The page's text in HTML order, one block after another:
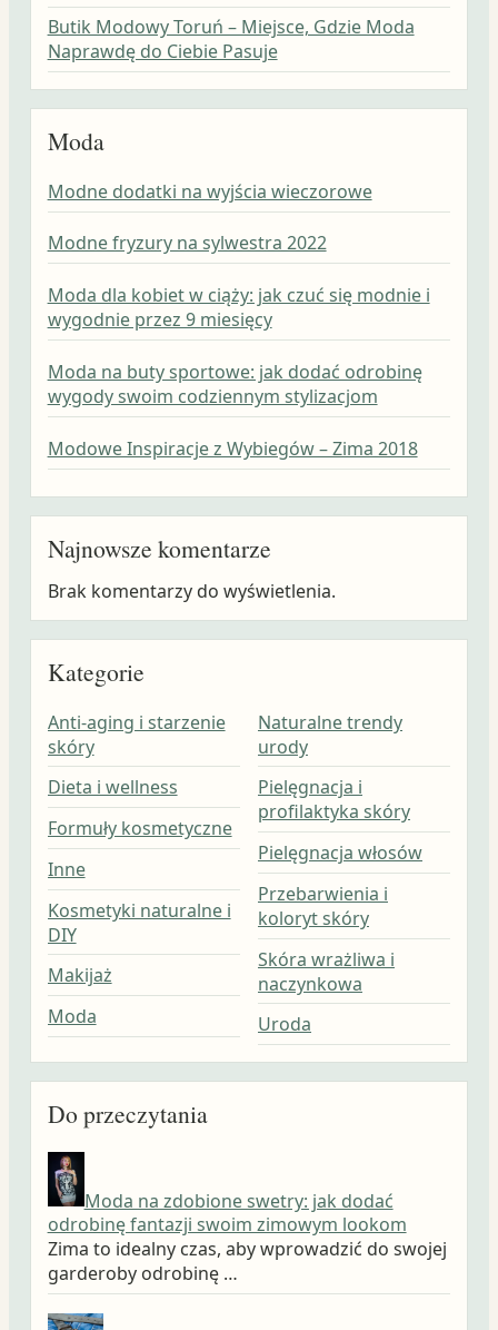
Butik Modowy Toruń – Miejsce, Gdzie Moda
Naprawdę do Ciebie Pasuje
Moda
Modne dodatki na wyjścia wieczorowe
Modne fryzury na sylwestra 2022
Moda dla kobiet w ciąży: jak czuć się modnie i
wygodnie przez 9 miesięcy
Moda na buty sportowe: jak dodać odrobinę
wygody swoim codziennym stylizacjom
Modowe Inspiracje z Wybiegów – Zima 2018
Najnowsze komentarze
Brak komentarzy do wyświetlenia.
Kategorie
Anti-aging i starzenie
skóry
Dieta i wellness
Formuły kosmetyczne
Inne
Kosmetyki naturalne i
DIY
Makijaż
Moda
Naturalne trendy
urody
Pielęgnacja i
profilaktyka skóry
Pielęgnacja włosów
Przebarwienia i
koloryt skóry
Skóra wrażliwa i
naczynkowa
Uroda
Do przeczytania
Moda na zdobione swetry: jak dodać
odrobinę fantazji swoim zimowym lookom
Zima to idealny czas, aby wprowadzić do swojej
garderoby odrobinę …